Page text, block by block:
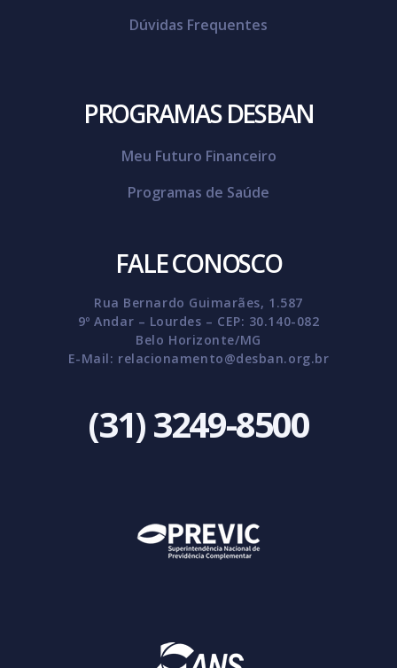
Dúvidas Frequentes
PROGRAMAS DESBAN
Meu Futuro Financeiro
Programas de Saúde
FALE CONOSCO
Rua Bernardo Guimarães, 1.587
9º Andar – Lourdes – CEP: 30.140-082
Belo Horizonte/MG
E-Mail: relacionamento@desban.org.br
(31) 3249-8500